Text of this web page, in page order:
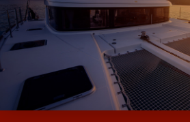
ALPHA BOATS, L’EXPERT
D’OCCASION ET NEUF
DE MOODY ET